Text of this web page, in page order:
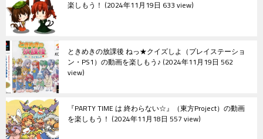
楽しもう！ 2024年11月19日 633 view
ときめきの放課後 ねっ★クイズしよ（プレイステーショ
ン・PS1）の動画を楽しもう♪ 2024年11月19日 562
view
『PARTY TIME は 終わらない☆』（東方Project）の動画
を楽しもう！ 2024年11月18日 557 view